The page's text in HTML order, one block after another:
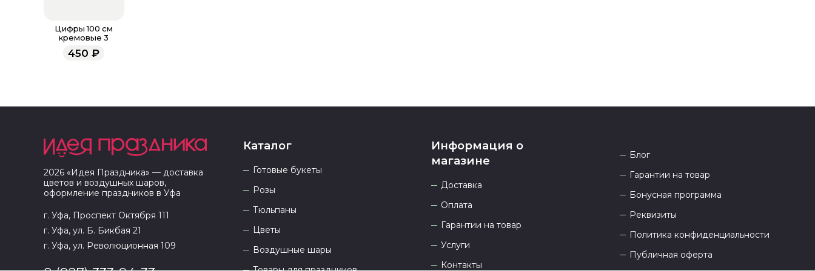
Цифры 100 см
кремовые 3
450 ₽
2026 «Идея Праздника» — доставка
цветов и воздушных шаров,
оформление праздников в Уфа
г. Уфа, Проспект Октября 111
г. Уфа, ул. Б. Бикбая 21
г. Уфа, ул. Революционная 109
Каталог
Готовые букеты
Розы
Тюльпаны
Цветы
Воздушные шары
Информация о
магазине
Доставка
Оплата
Гарантии на товар
Услуги
Контакты
Блог
Гарантии на товар
Бонусная программа
Реквизиты
Политика конфиденциальности
Публичная оферта